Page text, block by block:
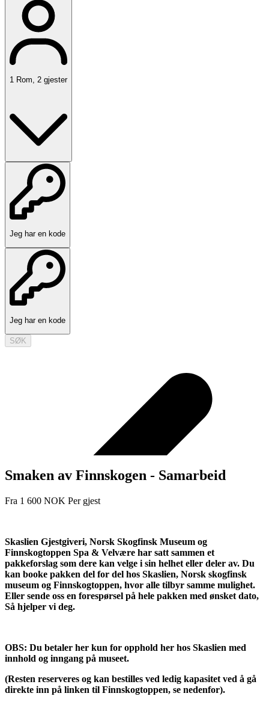
1 Rom 2 gjester
Jeg har en kode
Jeg har en kode
SØK
Smaken av Finnskogen - Samarbeid
Fra 1 600 NOK Per gjest
Skaslien Gjestgiveri, Norsk Skogfinsk Museum og
Finnskogtoppen Spa & Velvære har satt sammen et
pakkeforslag som dere kan velge i sin helhet eller deler av. Du
kan booke pakken del for del hos Skaslien, Norsk skogfinsk
museum og Finnskogtoppen, hvor alle tilbyr samme mulighet.
Eller sende oss en forespørsel på hele pakken med ønsket dato,
Så hjelper vi deg.
OBS: Du betaler her kun for opphold her hos Skaslien med
innhold og inngang på museet.
(Resten reserveres og kan bestilles ved ledig kapasitet ved å gå
direkte inn på linken til Finnskogtoppen, se nedenfor).